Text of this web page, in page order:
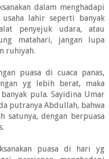
dalam menghadapi
lahir seperti banyak
penyejuk udara, atau
matahari, jangan lupa
ruhiyah.
puasa di cuaca panas,
yg lebih berat, maka
pula. Sayidina Umar
putranya Abdullah, bahwa
satunya, dengan berpuasa
puasa di hari yg